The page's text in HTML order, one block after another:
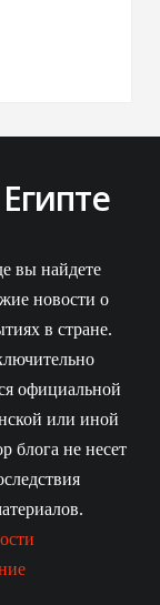
вы найдете
новости о
в стране.
официальной
или иной
блога не несет